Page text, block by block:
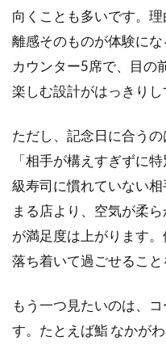
向くことも多いです。
離感そのものが体験にな
カウンター5席で、目の
楽しむ設計がはっきりし
ただし、記念日に合う
「相手が構えすぎずに
級寿司に慣れていない
まる店より、空気が柔
が満足度は上がります
落ち着いて過ごせること
もう一つ見たいのは、
す。たとえば鮨 なかが